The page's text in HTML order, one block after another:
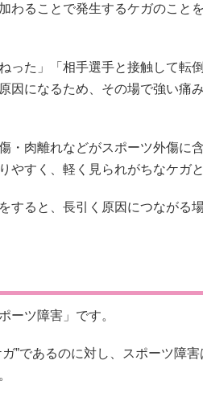
わることで発生するケガのこと
った」「相手選手と接触して転
因になるため、その場で強い痛
・肉離れなどがスポーツ外傷に
やすく、軽く見られがちなケガ
すると、長引く原因につながる
ーツ障害」です。
”であるのに対し、スポーツ障害